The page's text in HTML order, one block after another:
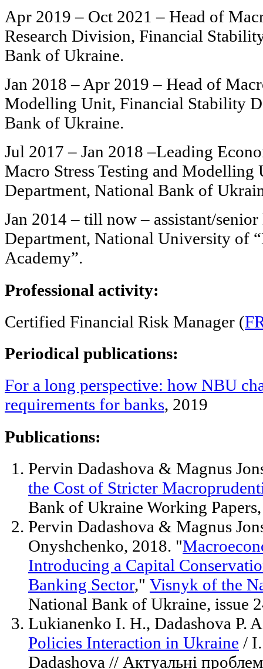
Apr 2019 – Oct 2021 – Head of
Research Division, Financial
Bank of Ukraine.
Jan 2018 – Apr 2019 – Head of
Modelling Unit, Financial Stability
Bank of Ukraine.
Jul 2017 – Jan 2018 –Leading
Macro Stress Testing and
Department, National Bank of
Jan 2014 – till now – assistant/
Department, National University of
Academy”.
Professional activity:
Certified Financial Risk Manager (
Periodical publications:
For a long perspective: how NBU
requirements for banks, 2019
Publications:
Pervin Dadashova & Magnus
the Cost of Stricter
Bank of Ukraine Working Papers,
Pervin Dadashova & Magnus
Onyshchenko, 2018. "
Introducing a Capital
Banking Sector," Visnyk of the
National Bank of Ukraine, issue
Lukianenko I. H., Dadashova P.
Policies Interaction in Ukraine /
Dadashova // Актуальні